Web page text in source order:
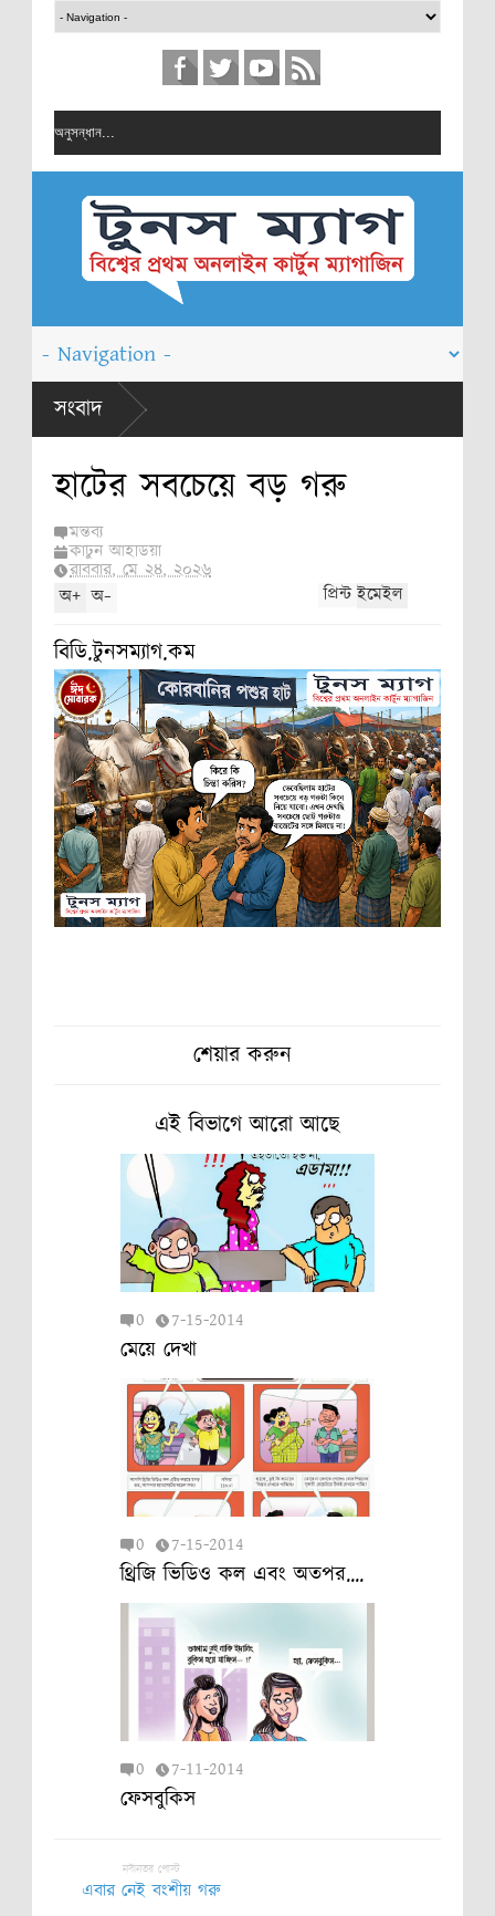
সংবাদ
হাটের সবচেয়ে বড় গরু
মন্তব্য
কার্টুন আইডিয়া
রবিবার, মে ২৪, ২০২৬
অ+ অ- ইমেইল
প্রিন্ট
বিডি.টুনসম্যাগ.কম
শেয়ার করুন
এই বিভাগে আরো আছে
0 7-15-2014
মেয়ে দেখা
0 7-15-2014
থ্রিজি ভিডিও কল এবং অতপর....
0 7-11-2014
ফেসবুকিস
নবীনতর পোস্ট
এবার নেই বংশীয় গরু